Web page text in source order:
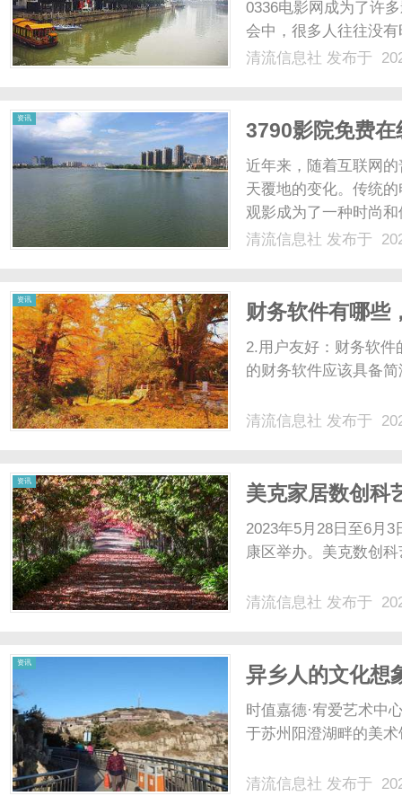
0336电影网成为了许
会中，很多人往往没
的出现，为我们提供
清流信息社 发布于
资讯
3790影院免费
近年来，随着互联网
天覆地的变化。传统
观影成为了一种时尚
费在线看最热电影成
清流信息社 发布于
资讯
财务软件有哪些
2.用户友好：财务软
的财务软件应该具备
清流信息社 发布于
资讯
美克家居数创科
2023年5月28日至6月
康区举办。美克数创
清流信息社 发布于
资讯
异乡人的文化
州开幕
时值嘉德·宥爱艺术中
于苏州阳澄湖畔的美
清流信息社 发布于